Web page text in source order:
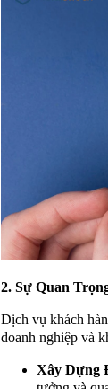
2. Sự Quan
Dịch vụ khách
doanh nghiệp và
Xây Dựng